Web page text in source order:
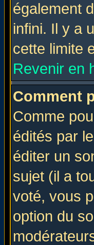
également
infini. Il y a
cette limite
Revenir en
Comment
Comme
édités par
éditer un
sujet (il a
voté, vous
option du